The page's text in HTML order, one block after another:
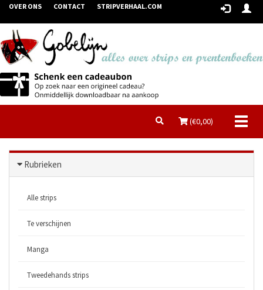
OVER ONS CONTACT STRIPVERHAAL.COM
(€0,00)
Rubrieken
Alle strips
Te verschijnen
Manga
Tweedehands strips